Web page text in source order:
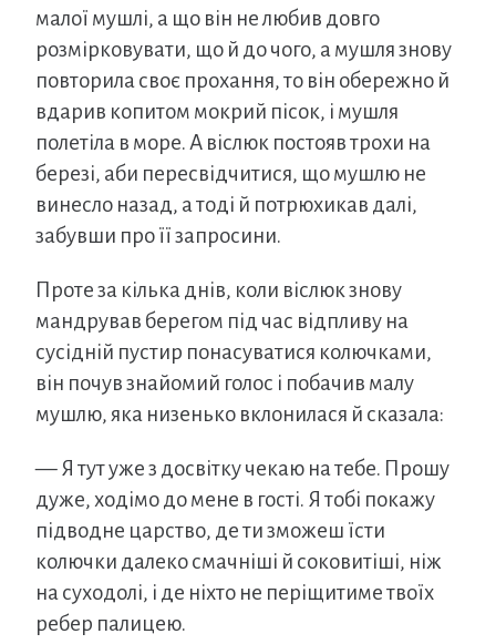
малої мушлі, а що він не любив довго
розмірковувати, що й до чого, а мушля знову
повторила своє прохання, то він обережно й
вдарив копитом мокрий пісок, і мушля
полетіла в море. А віслюк постояв трохи на
березі, аби пересвідчитися, що мушлю не
винесло назад, а тоді й потрюхикав далі,
забувши про її запросини.
Проте за кілька днів, коли віслюк знову
мандрував берегом під час відпливу на
сусідній пустир понасуватися колючками,
він почув знайомий голос і побачив малу
мушлю, яка низенько вклонилася й сказала:
— Я тут уже з досвітку чекаю на тебе. Прошу
дуже, ходімо до мене в гості. Я тобі покажу
підводне царство, де ти зможеш їсти
колючки далеко смачніші й соковитіші, ніж
на суходолі, і де ніхто не періщитиме твоїх
ребер палицею.